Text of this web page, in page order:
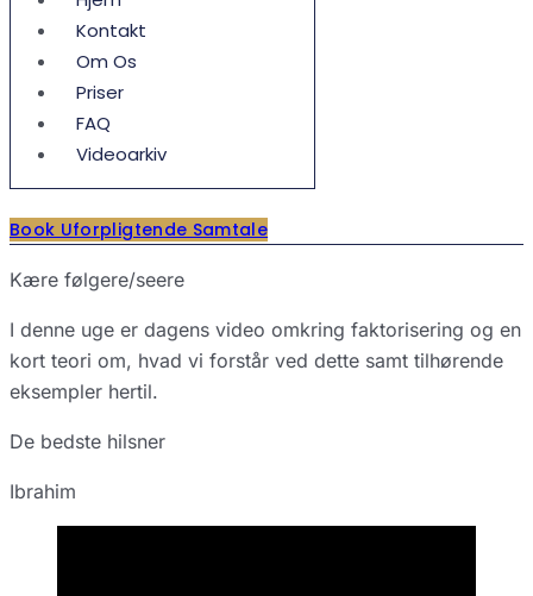
Kontakt
Om Os
Priser
FAQ
Videoarkiv
Book Uforpligtende Samtale
Kære følgere/seere
I denne uge er dagens video omkring faktorisering og en
kort teori om, hvad vi forstår ved dette samt tilhørende
eksempler hertil.
De bedste hilsner
Ibrahim